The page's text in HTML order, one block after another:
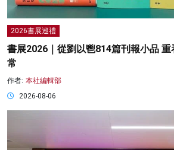
2026書展巡禮
書展2026｜從劉以鬯814篇刊報小品 重
常
作者: 本社編輯部
2026-08-06